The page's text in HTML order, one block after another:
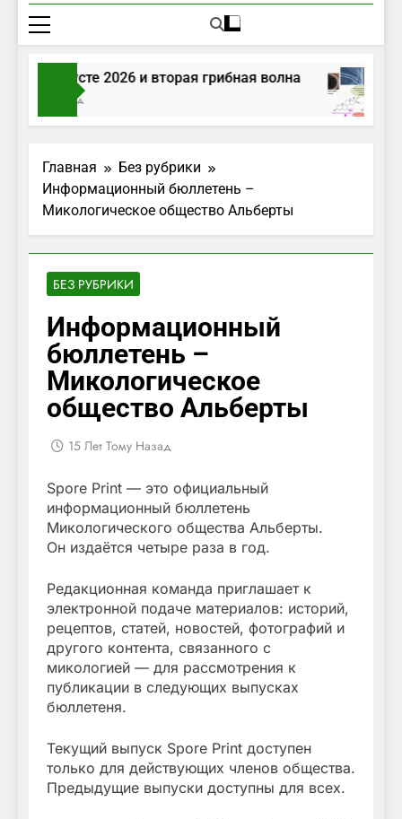
в августе 2026 и вторая грибная волна
Главная
Без рубрики
Информационный бюллетень –
Микологическое общество Альберты
БЕЗ РУБРИКИ
Информационный
бюллетень –
Микологическое
общество Альберты
15 Лет Тому Назад
Spore Print — это официальный
информационный бюллетень
Микологического общества Альберты.
Он издаётся четыре раза в год.
Редакционная команда приглашает к
электронной подаче материалов: историй,
рецептов, статей, новостей, фотографий и
другого контента, связанного с
микологией — для рассмотрения к
публикации в следующих выпусках
бюллетеня.
Текущий выпуск Spore Print доступен
только для действующих членов общества.
Предыдущие выпуски доступны для всех.